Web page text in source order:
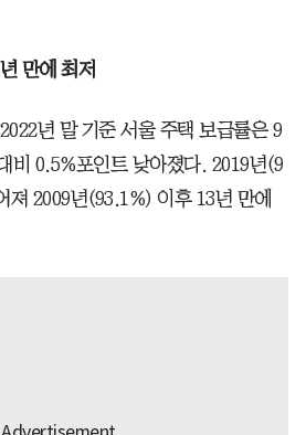
만에 최저
년 말 기준 서울 주택 보급률은 9
비 0.5%포인트 낮아졌다. 2019년(9
져 2009년(93.1%) 이후 13년 만에